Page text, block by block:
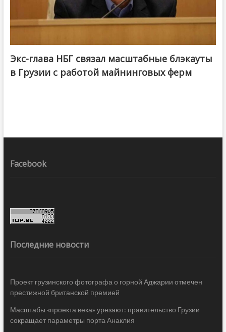
Экс-глава НБГ связал масштабные блэкауты
в Грузии с работой майнинговых ферм
Facebook
Последние новости
Проект грузинского фотографа о горной Аджарии отмечен
престижной британской премией
Масштабы «проекта века» урезают: правительство Грузии
сокращает параметры порта Анаклия